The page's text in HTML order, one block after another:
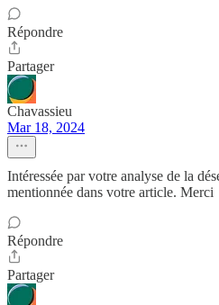
Répondre
Partager
Chavassieu
Mar 18, 2024
Intéressée par votre analyse de la
mentionnée dans votre article. Merci
Répondre
Partager